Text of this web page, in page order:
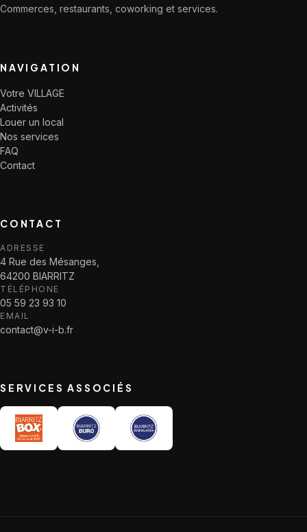
Commerces, restaurants, coworking et services.
NAVIGATION
Votre VILLAGE
Activités
Louer un local
Nos services
FAQ
Contact
CONTACT
ADRESSE
4 Rue des Mésanges,
64200 BIARRITZ
TÉLÉPHONE
05 59 23 93 10
EMAIL
contact@v-i-b.fr
SERVICES ASSOCIÉS